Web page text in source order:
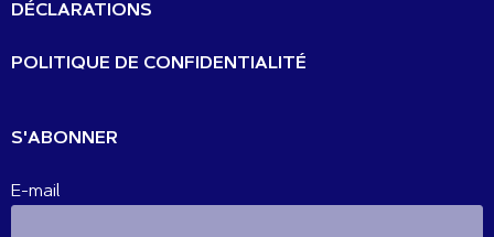
DÉCLARATIONS
POLITIQUE DE CONFIDENTIALITÉ
S'ABONNER
E-mail